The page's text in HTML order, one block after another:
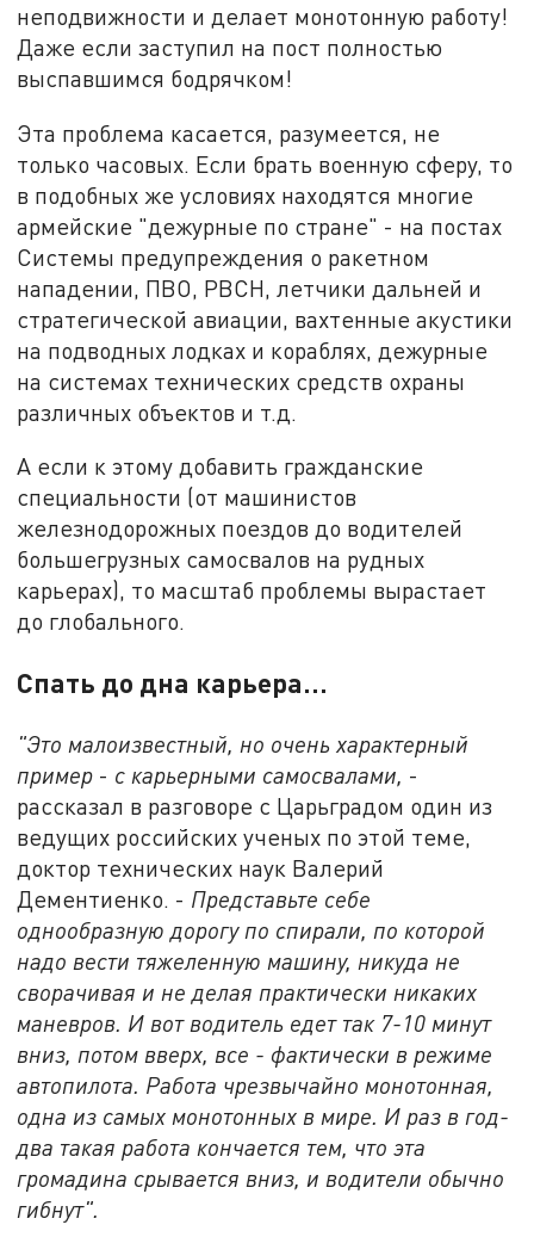
неподвижности и делает монотонную работу!
Даже если заступил на пост полностью
выспавшимся бодрячком!
Эта проблема касается, разумеется, не
только часовых. Если брать военную сферу, то
в подобных же условиях находятся многие
армейские "дежурные по стране" - на постах
Системы предупреждения о ракетном
нападении, ПВО, РВСН, летчики дальней и
стратегической авиации, вахтенные акустики
на подводных лодках и кораблях, дежурные
на системах технических средств охраны
различных объектов и т.д.
А если к этому добавить гражданские
специальности (от машинистов
железнодорожных поездов до водителей
большегрузных самосвалов на рудных
карьерах), то масштаб проблемы вырастает
до глобального.
Спать до дна карьера...
"Это малоизвестный, но очень характерный
пример - с карьерными самосвалами, -
рассказал в разговоре с Царьградом один из
ведущих российских ученых по этой теме,
доктор технических наук Валерий
Дементиенко. - Представьте себе
однообразную дорогу по спирали, по которой
надо вести тяжеленную машину, никуда не
сворачивая и не делая практически никаких
маневров. И вот водитель едет так 7-10 минут
вниз, потом вверх, все - фактически в режиме
автопилота. Работа чрезвычайно монотонная,
одна из самых монотонных в мире. И раз в год-
два такая работа кончается тем, что эта
громадина срывается вниз, и водители обычно
гибнут".